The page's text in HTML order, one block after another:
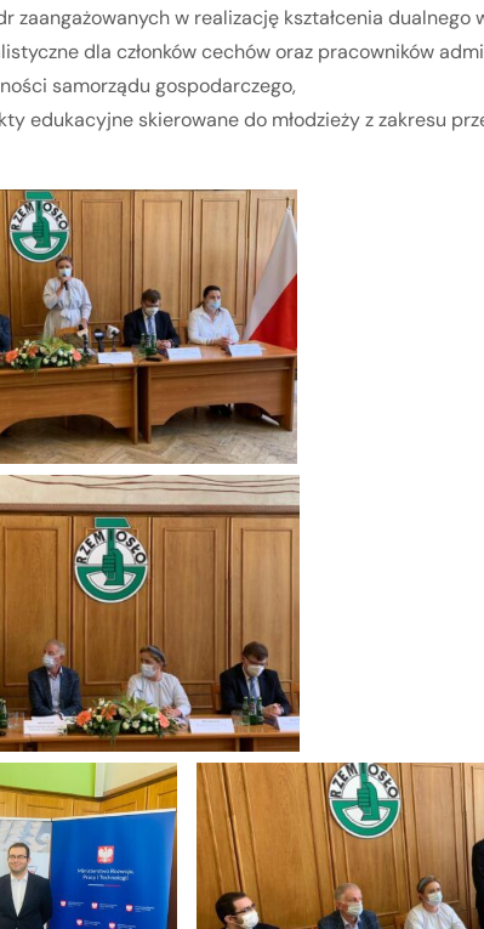
zaangażowanych w realizację kształcenia dualnego
dla członków cechów oraz pracowników
samorządu gospodarczego,
edukacyjne skierowane do młodzieży z zakresu